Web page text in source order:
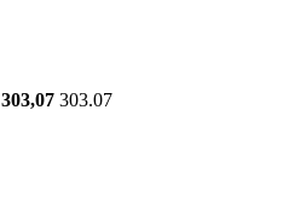
303,07 303.07